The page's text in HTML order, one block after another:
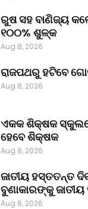
ରୁଷ ସହ ବାଣିଜ୍ୟ
୧୦୦% ଶୁଳ୍କ
Aug 8, 2026
ରାଜପଥରୁ ହଟିବେ
Aug 8, 2026
ଏକକ ଶିକ୍ଷକ
ହେବେ ଶିକ୍ଷକ
Aug 8, 2026
ଜାତୀୟ ହସ୍ତତନ୍ତ
ବୁଣାକାରଙ୍କୁ ଜାତୀୟ
Aug 8, 2026